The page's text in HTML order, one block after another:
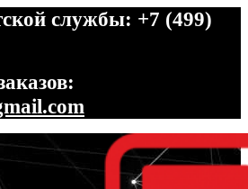
службы: +7 (499)